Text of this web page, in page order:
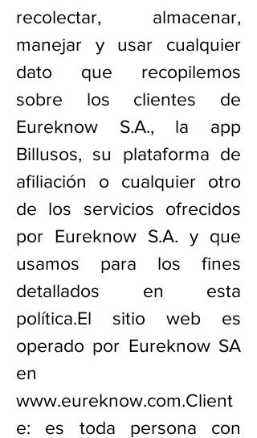
recolectar, almacenar,
manejar y usar cualquier
dato que recopilemos
sobre los clientes de
Eureknow S.A., la app
Billusos, su plataforma de
afiliación o cualquier otro
de los servicios ofrecidos
por Eureknow S.A. y que
usamos para los fines
detallados en esta
política.El sitio web es
operado por Eureknow SA
en
www.eureknow.com.Client
e: es toda persona con